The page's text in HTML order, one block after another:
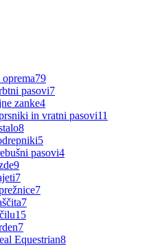
79
pasovi7
zanke4
in vratni pasovi11
8
5
pasovi4
9
7
7
7
15
7
Equestrian8